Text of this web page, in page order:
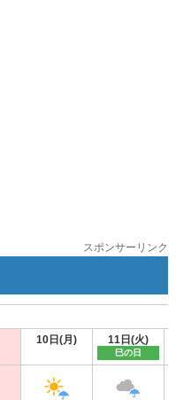
スポンサーリンク
10日(月) 11日(火)
巳の日